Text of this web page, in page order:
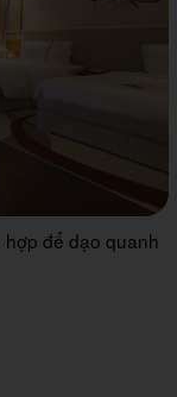
để dạo quanh